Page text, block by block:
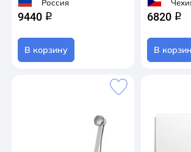
Россия
9440 q
В корзину
6820 q
В